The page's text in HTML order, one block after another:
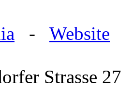
- Website
Strasse 27